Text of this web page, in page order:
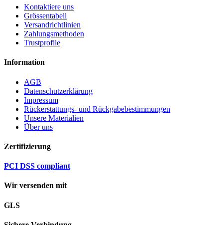
Kontaktiere uns
Grössentabell
Versandrichtlinien
Zahlungsmethoden
Trustprofile
Information
AGB
Datenschutzerklärung
Impressum
Rückerstattungs- und Rückgabebestimmungen
Unsere Materialien
Über uns
Zertifizierung
PCI DSS compliant
Wir versenden mit
GLS